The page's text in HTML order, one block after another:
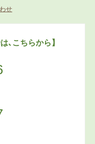
せ
､こちらから】